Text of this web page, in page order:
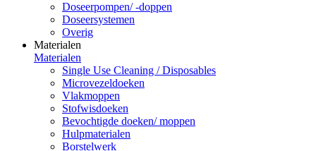
Doseerpompen/ -doppen
Doseersystemen
Overig
Materialen
Materialen
Single Use Cleaning / Disposables
Microvezeldoeken
Vlakmoppen
Stofwisdoeken
Bevochtigde doeken/ moppen
Hulpmaterialen
Borstelwerk